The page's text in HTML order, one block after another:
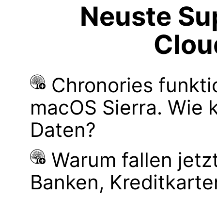
Neuste
Chronories
macOS Sierra. Wie
Daten?
Warum fallen
Banken,